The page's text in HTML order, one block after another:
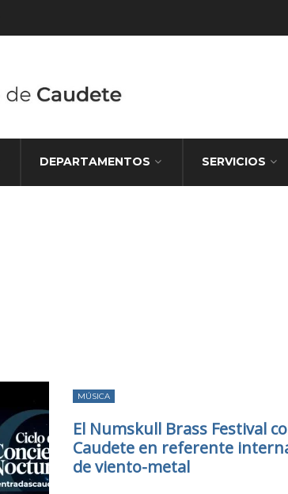
DEPARTAMENTOS SERVICIOS
MÚSICA
El Numskull Brass Festival
Caudete en referente
de viento-metal